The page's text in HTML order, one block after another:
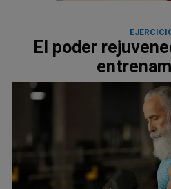
El poder